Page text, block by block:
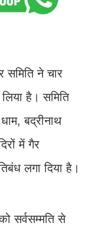
समिति ने चार
है। समिति
बद्रीनाथ
में गैर
लगा दिया है।
सर्वसम्मति से